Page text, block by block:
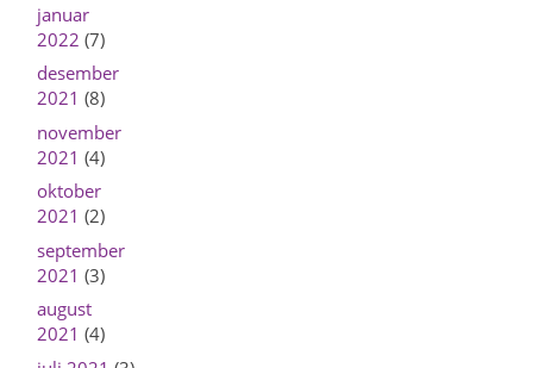
januar
2022 (7)
desember
2021 (8)
november
2021 (4)
oktober
2021 (2)
september
2021 (3)
august
2021 (4)